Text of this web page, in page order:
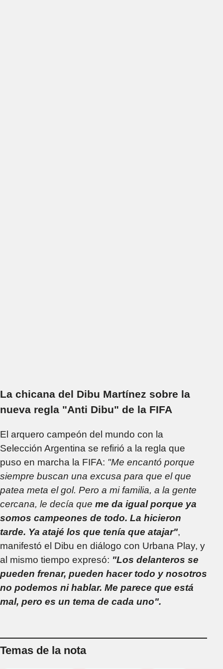
La chicana del Dibu Martínez sobre la
nueva regla "Anti Dibu" de la FIFA
El arquero campeón del mundo con la
Selección Argentina se refirió a la regla que
puso en marcha la FIFA: "Me encantó porque
siempre buscan una excusa para que el que
patea meta el gol. Pero a mi familia, a la gente
cercana, le decía que me da igual porque ya
somos campeones de todo. La hicieron
tarde. Ya atajé los que tenía que atajar",
manifestó el Dibu en diálogo con Urbana Play, y
al mismo tiempo expresó: "Los delanteros se
pueden frenar, pueden hacer todo y nosotros
no podemos ni hablar. Me parece que está
mal, pero es un tema de cada uno".
Temas de la nota